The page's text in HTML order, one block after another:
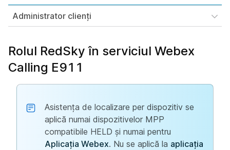
Administrator clienți
Rolul RedSky în serviciul Webex
Calling E911
Asistența de localizare per dispozitiv se
aplică numai dispozitivelor MPP
compatibile HELD și numai pentru
Aplicația Webex. Nu se aplică la aplicația